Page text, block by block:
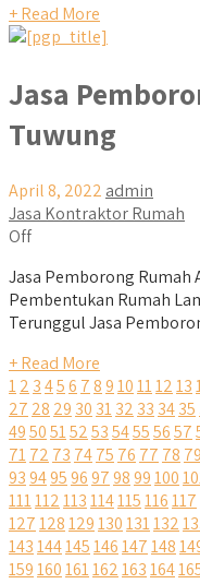
+ Read More
Jasa
Tuwung
April 8, 2022 admin
Jasa Kontraktor Rumah
Off
Jasa Pemborong Rumah
Pembentukan Rumah
Terunggul Jasa
+ Read More
12 3456 78910111213
27 28 29 30 3132 33 3435
495051525354555657
7172 73 7475 76 77 78 79
93949596979899100
111112113114115116117
127128129130131132
143144145146147148
159160161162163164